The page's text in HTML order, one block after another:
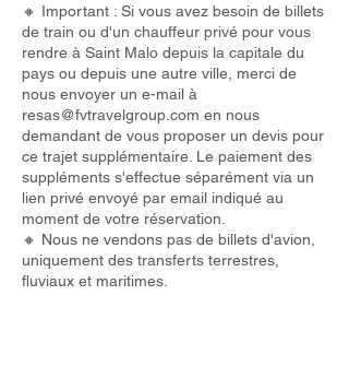
🔸 Important : Si vous avez besoin de billets
de train ou d'un chauffeur privé pour vous
rendre à Saint Malo depuis la capitale du
pays ou depuis une autre ville, merci de
nous envoyer un e-mail à
resas@fvtravelgroup.com en nous
demandant de vous proposer un devis pour
ce trajet supplémentaire. Le paiement des
suppléments s'effectue séparément via un
lien privé envoyé par email indiqué au
moment de votre réservation.
🔸 Nous ne vendons pas de billets d'avion,
uniquement des transferts terrestres,
fluviaux et maritimes.